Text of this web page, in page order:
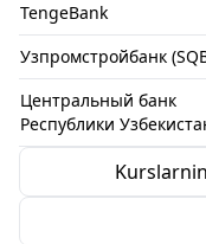
TengeBank
Узпромстройбанк
Центральный банк
Республики